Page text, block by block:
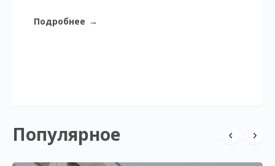
Подробнее →
Популярное